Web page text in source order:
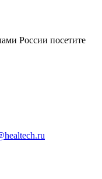
России посетите